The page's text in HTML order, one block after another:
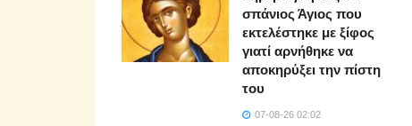
σπάνιος Άγιος που
εκτελέστηκε με ξίφος
γιατί αρνήθηκε να
αποκηρύξει την πίστη
του
07-08-26 02:02